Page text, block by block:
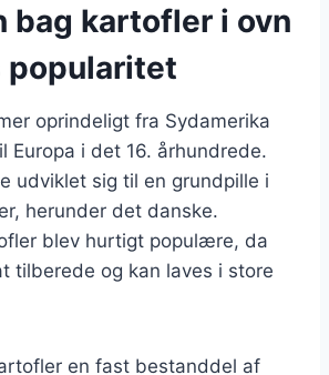
bag kartofler i ovn
popularitet
oprindeligt fra Sydamerika
Europa i det 16. århundrede.
udviklet sig til en grundpille i
herunder det danske.
blev hurtigt populære, da
tilberede og kan laves i store
en fast bestanddel af